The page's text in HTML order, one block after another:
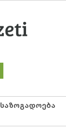
საზოგადოება